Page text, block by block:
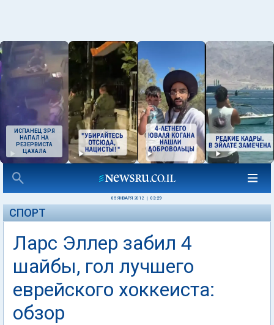
ИСПАНЕЦ ЗРЯ
НАПАЛ НА
РЕЗЕРВИСТА
ЦАХАЛА
05 ЯНВАРЯ 2012 03:29
СПОРТ
Ларс Эллер забил 4
шайбы, гол лучшего
еврейского хоккеиста:
обзор